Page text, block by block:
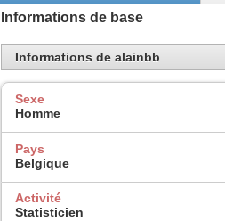
Informations de base
Informations de alainbb
Sexe
Homme
Pays
Belgique
Activité
Statisticien